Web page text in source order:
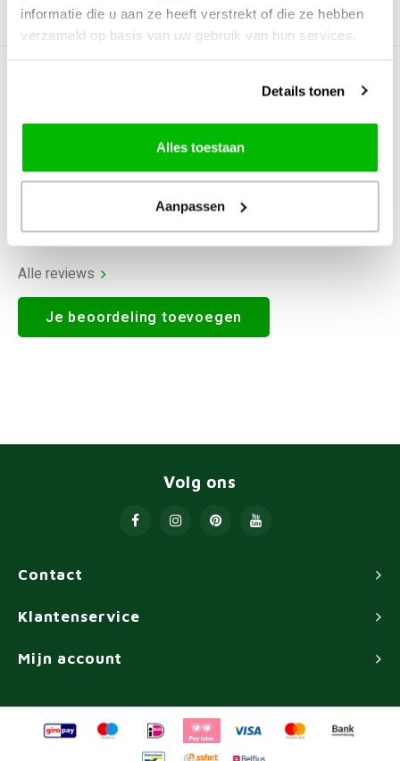
informatie die u aan ze heeft verstrekt of die ze hebben
verzameld op basis van uw gebruik van hun services.
Details tonen
Alles toestaan
Aanpassen
Gerelateerde producten
0Reviews
Alle reviews
Je beoordeling toevoegen
Contact
Volg ons
Klantenservice
Mijn account